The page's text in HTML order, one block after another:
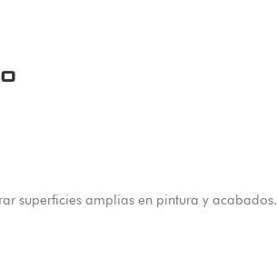
superficies amplias en pintura y acabados.